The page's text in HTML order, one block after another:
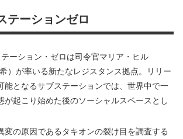
テーションゼロ
ーション・ゼロは司令官マリア・ヒル
希）が率いる新たなレジスタンス拠点。リリー
能となるサブステーションでは、世界中で一
が起こり始めた後のソーシャルスペースとし
変の原因であるタキオンの裂け目を調査する